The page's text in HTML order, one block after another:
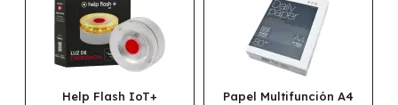
Papel Multifunción A4
Papel